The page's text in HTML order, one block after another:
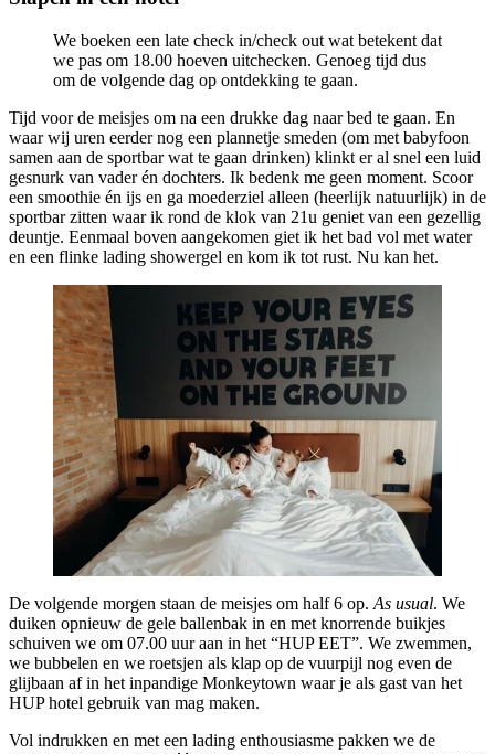
We boeken een late check in/check out wat betekent dat
we pas om 18.00 hoeven uitchecken. Genoeg tijd dus
om de volgende dag op ontdekking te gaan.
Tijd voor de meisjes om na een drukke dag naar bed te gaan. En
waar wij uren eerder nog een plannetje smeden (om met babyfoon
samen aan de sportbar wat te gaan drinken) klinkt er al snel een luid
gesnurk van vader én dochters. Ik bedenk me geen moment. Scoor
een smoothie én ijs en ga moederziel alleen (heerlijk natuurlijk) in de
sportbar zitten waar ik rond de klok van 21u geniet van een gezellig
deuntje. Eenmaal boven aangekomen giet ik het bad vol met water
en een flinke lading showergel en kom ik tot rust. Nu kan het.
De volgende morgen staan de meisjes om half 6 op. As usual. We
duiken opnieuw de gele ballenbak in en met knorrende buikjes
schuiven we om 07.00 uur aan in het “HUP EET”. We zwemmen,
we bubbelen en we roetsjen als klap op de vuurpijl nog even de
glijbaan af in het inpandige Monkeytown waar je als gast van het
HUP hotel gebruik van mag maken.
Vol indrukken en met een lading enthousiasme pakken we de